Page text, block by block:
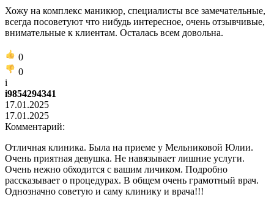
Хожу на комплекс маникюр, специалисты все замечательные,
всегда посоветуют что нибудь интересное, очень отзывчивые,
внимательные к клиентам. Осталась всем довольна.
0
0
i
i9854294341
17.01.2025
17.01.2025
Комментарий:
Отличная клиника. Была на приеме у Мельниковой Юлии.
Очень приятная девушка. Не навязывает лишние услуги.
Очень нежно обходится с вашим личиком. Подробно
рассказывает о процедурах. В общем очень грамотный врач.
Однозначно советую и саму клинику и врача!!!